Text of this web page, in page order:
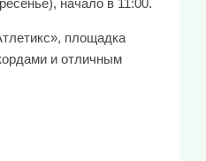
площадка
и отличным